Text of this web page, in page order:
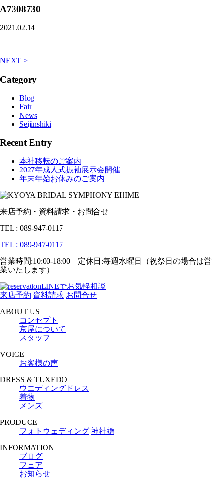
A7308730
2021.02.14
NEXT >
Category
Blog
Fair
News
Seijinshiki
Recent Entry
本社移転のご案内
2027年成人式振袖展示会開催
年末年始お休みのご案内
来店予約・資料請求・お問合せ
TEL : 089-947-0117
TEL : 089-947-0117
営業時間:10:00-18:00 定休日:毎週水曜日（祝祭日の場合は営
業いたします）
LINEでお気軽相談
来店予約 資料請求 お問合せ
ABOUT US
コンセプト
京屋について
スタッフ
VOICE
お客様の声
DRESS & TUXEDO
ウエディングドレス
着物
メンズ
PRODUCE
フォトウェディング 神社婚
INFORMATION
ブログ
フェア
お知らせ